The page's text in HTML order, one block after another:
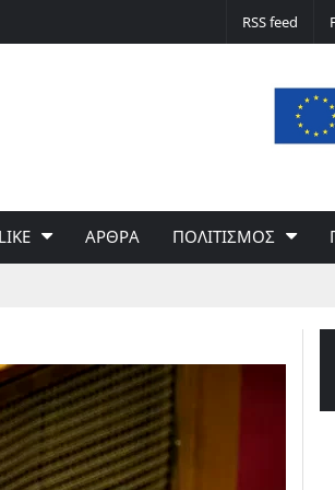
Δε φταίει ο άνεμος… Φταίει η πολιτική
του Γιώργου Σαχίνη
RSS feed
ΑΡΘΡΑ ΠΟΛΙΤΙΣΜΟΣ